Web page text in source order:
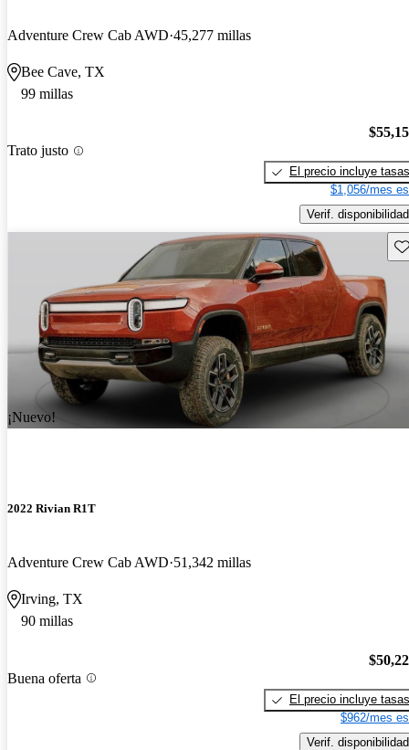
Adventure Crew Cab AWD 45,277 millas
Bee Cave, TX
99 millas
Trato justo
El precio incluye tasas
$1,056/mes
Verif. disponibilidad
¡Nuevo!
2022 Rivian R1T
Adventure Crew Cab AWD 51,342 millas
Irving, TX
90 millas
Buena oferta
El precio incluye tasas
$962/mes
Verif. disponibilidad